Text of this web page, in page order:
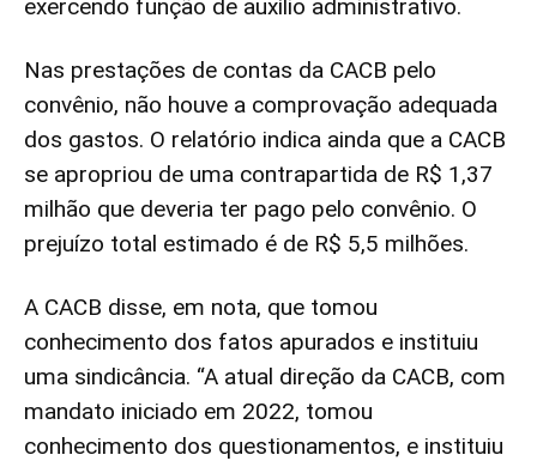
exercendo função de auxílio administrativo.
Nas prestações de contas da CACB pelo
convênio, não houve a comprovação adequada
dos gastos. O relatório indica ainda que a CACB
se apropriou de uma contrapartida de R$ 1,37
milhão que deveria ter pago pelo convênio. O
prejuízo total estimado é de R$ 5,5 milhões.
A CACB disse, em nota, que tomou
conhecimento dos fatos apurados e instituiu
uma sindicância. “A atual direção da CACB, com
mandato iniciado em 2022, tomou
conhecimento dos questionamentos, e instituiu